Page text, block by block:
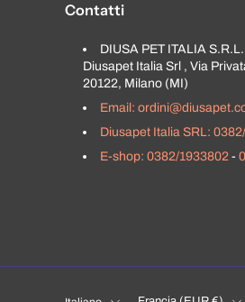
Contatti
DIUSA PET ITALIA S.R.L.
Diusapet Italia Srl , Via
20122, Milano (MI)
Email:
Diusapet Italia SRL:
E-shop: 0382/1933802 -